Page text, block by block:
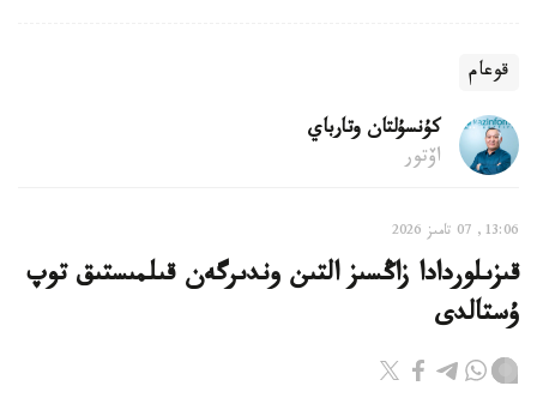
قوعام
كۇنسۇلتان وتارباي
اۆتور
13:06, 07 تامىز 2026
قىزىلوردادا زاڭسىز التىن وندىرگەن قىلمىستىق توپ
ۇستالدى